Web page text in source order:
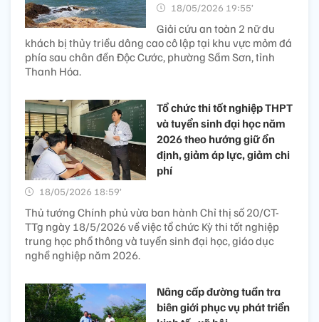
18/05/2026 19:55’
Giải cứu an toàn 2 nữ du
khách bị thủy triều dâng cao cô lập tại khu vực mỏm đá
phía sau chân đền Độc Cước, phường Sầm Sơn, tỉnh
Thanh Hóa.
Tổ chức thi tốt nghiệp THPT
và tuyển sinh đại học năm
2026 theo hướng giữ ổn
định, giảm áp lực, giảm chi
phí
18/05/2026 18:59’
Thủ tướng Chính phủ vừa ban hành Chỉ thị số 20/CT-
TTg ngày 18/5/2026 về việc tổ chức Kỳ thi tốt nghiệp
trung học phổ thông và tuyển sinh đại học, giáo dục
nghề nghiệp năm 2026.
Nâng cấp đường tuần tra
biên giới phục vụ phát triển